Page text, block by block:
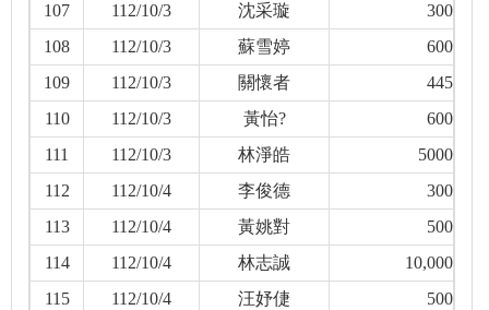
107
112/10/3 沈采璇
300
108
112/10/3 蘇雪婷
600
109
112/10/3 關懷者
445
110
112/10/3 黃怡?
600
111
112/10/3 林淨皓
5000
112
112/10/4 李俊德
300
113
112/10/4 黃姚對
500
114
112/10/4 林志誠
10,000
115
112/10/4 汪妤倢
500